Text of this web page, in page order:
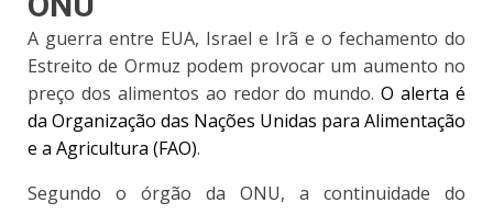
A guerra entre EUA, Israel e Irã e o fechamento do
Estreito de Ormuz podem provocar um aumento no
preço dos alimentos ao redor do mundo.O alerta é
da Organização das Nações Unidas para Alimentação
e a Agricultura (FAO).
Segundo o órgão da ONU, a continuidade do